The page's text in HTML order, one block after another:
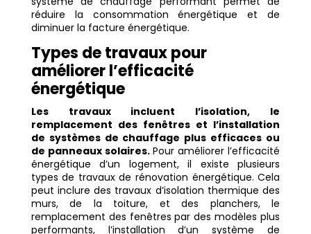
réduire la consommation énergétique et de
diminuer la facture énergétique.
Types de travaux pour
améliorer l’efficacité
énergétique
Les travaux incluent l’isolation, le
remplacement des fenêtres et l’installation
de systèmes de chauffage plus efficaces ou
de panneaux solaires.Pour améliorer l’efficacité
énergétique d’un logement, il existe plusieurs
types de travaux de rénovation énergétique. Cela
peut inclure des travaux d’isolation thermique des
murs, de la toiture, et des planchers, le
remplacement des fenêtres par des modèles plus
performants, l’installation d’un système de